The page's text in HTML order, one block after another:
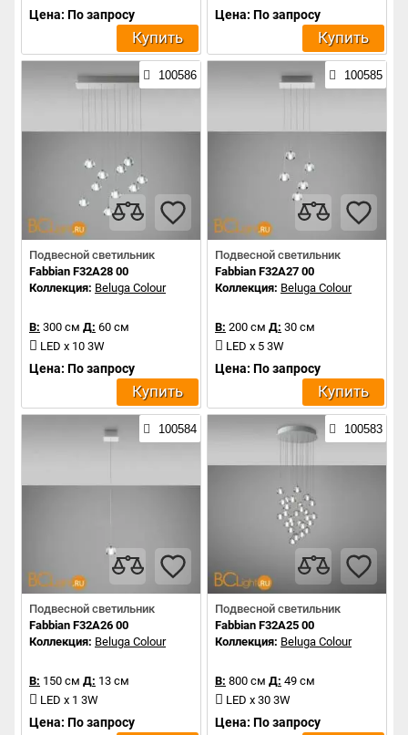
Цена: По запросу
Купить
Цена: По запросу
Купить
100586
Подвесной светильник
Fabbian F32A28 00
Коллекция: Beluga Colour
В: 300 см Д: 60 см
LED x 10 3W
Цена: По запросу
Купить
100585
Подвесной светильник
Fabbian F32A27 00
Коллекция: Beluga Colour
В: 200 см Д: 30 см
LED x 5 3W
Цена: По запросу
Купить
100584
Подвесной светильник
Fabbian F32A26 00
Коллекция: Beluga Colour
В: 150 см Д: 13 см
LED x 1 3W
Цена: По запросу
100583
Подвесной светильник
Fabbian F32A25 00
Коллекция: Beluga Colour
В: 800 см Д: 49 см
LED x 30 3W
Цена: По запросу